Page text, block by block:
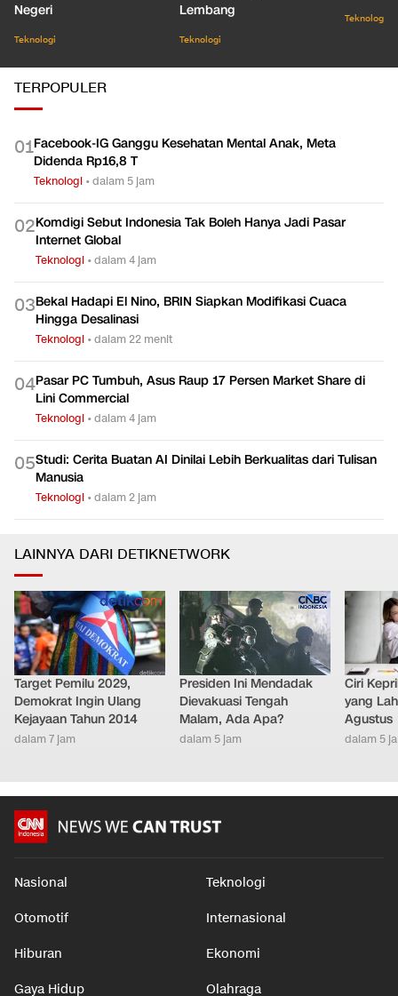
Negeri
Teknologi
Lembang
Teknologi
Teknologi
TERPOPULER
01Facebook-IG Ganggu Kesehatan Mental Anak, Meta
Didenda Rp16,8 T
Teknologi •dalam 5 jam
02Komdigi Sebut Indonesia Tak Boleh Hanya Jadi Pasar
Internet Global
Teknologi •dalam 4 jam
03Bekal Hadapi El Nino, BRIN Siapkan Modifikasi Cuaca
Hingga Desalinasi
Teknologi •dalam 22 menit
04Pasar PC Tumbuh, Asus Raup 17 Persen Market Share di
Lini Commercial
Teknologi •dalam 4 jam
05Studi: Cerita Buatan AI Dinilai Lebih Berkualitas dari Tulisan
Manusia
Teknologi •dalam 2 jam
LAINNYA DARI DETIKNETWORK
Target Pemilu 2029,
Demokrat Ingin Ulang
Kejayaan Tahun 2014
dalam 7 jam
Presiden Ini Mendadak
Dievakuasi Tengah
Malam, Ada Apa?
dalam 5 jam
Ciri
yang
Agustus
dalam 5
Nasional Teknologi
Otomotif Internasional
Hiburan Ekonomi
Gaya Hidup Olahraga